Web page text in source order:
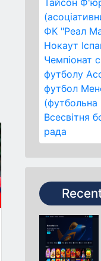
Тайсон
ФК "Реал
Нокаут
Чемпіонат
футболу
футбол
(футбольна
Всесвітня
рада